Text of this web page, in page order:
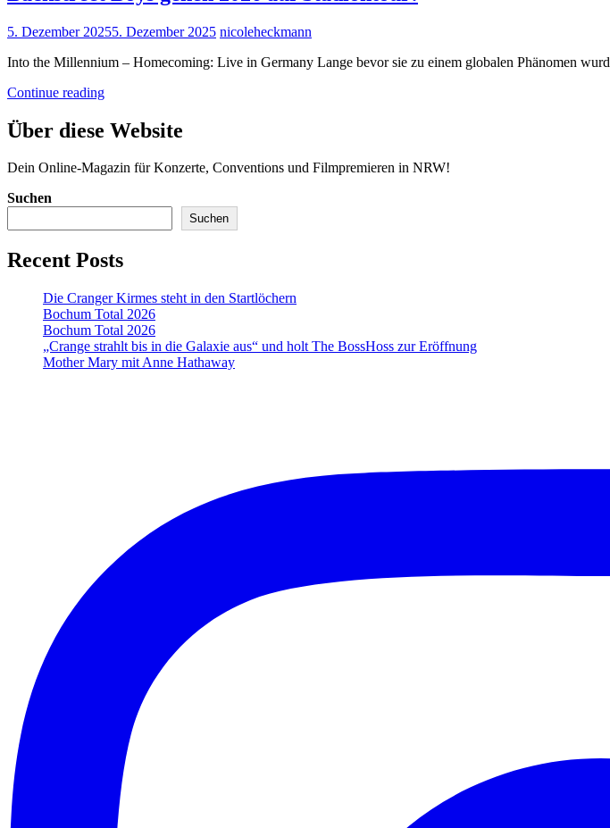
Posted
5. Dezember 20255. Dezember 2025 nicoleheckmann
Into the Millennium – Homecoming: Live in Germany Lange bevor sie zu einem globalen Phänomen
Continue readingBackstreet
gehen
2026
Stadiontour!
Über diese Website
Dein Online-Magazin für Konzerte, Conventions und Filmpremieren in NRW!
Suchen
Suchen
Recent Posts
Die Cranger Kirmes steht in den Startlöchern
Bochum Total 2026
Bochum Total 2026
„Crange strahlt bis in die Galaxie aus“ und holt The BossHoss zur Eröffnung
Mother Mary mit Anne Hathaway